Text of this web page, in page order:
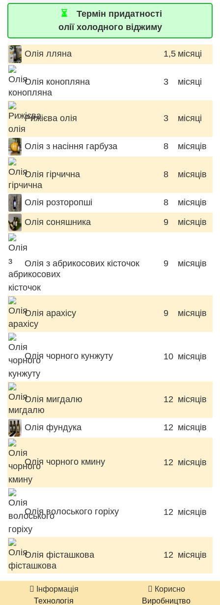
⏳
Термін придатності
олії холодного віджиму
Олія лляна 1,5 місяці
Олія конопляна 3 місяці
Рижієва олія 3 місяці
Олія з насіння гарбуза 8 місяців
Олія гірчична 8 місяців
Олія розторопші 8
місяців
Олія соняшника
9 місяців
Олія з абрикосових кісточок 9 місяців
Олія арахісу 9 місяців
Олія чорного кунжуту 10 місяців
Олія мигдалю 12 місяців
Олія фундука 12 місяців
Олія чорного кмину 12 місяців
Олія волоського горіху 12 місяців
Олія фісташкова 12 місяців
Інформація
Технологія
Корисно
Виробництво